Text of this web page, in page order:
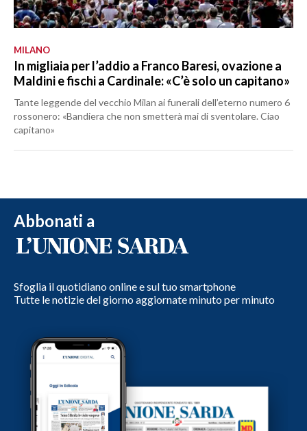
MILANO
In migliaia per l’addio a Franco Baresi, ovazione a
Maldini e fischi a Cardinale: «C’è solo un capitano»
Tante leggende del vecchio Milan ai funerali dell’eterno numero 6
rossonero: «Bandiera che non smetterà mai di sventolare. Ciao
capitano»
Abbonati a
Sfoglia il quotidiano online e sul tuo smartphone
Tutte le notizie del giorno aggiornate minuto per minuto